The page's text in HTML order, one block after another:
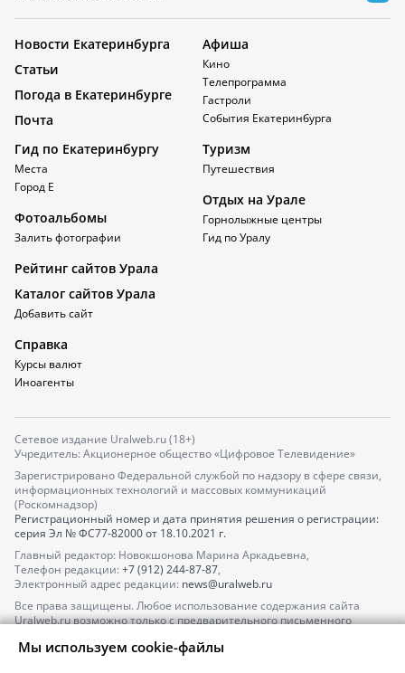
Новости Екатеринбурга
Статьи
Погода в Екатеринбурге
Почта
Афиша
Кино
Телепрограмма
Гастроли
События Екатеринбурга
Гид по Екатеринбургу
Места
Город Е
Фотоальбомы
Залить фотографии
Туризм
Путешествия
Отдых на Урале
Горнолыжные центры
Гид по Уралу
Рейтинг сайтов Урала
Каталог сайтов Урала
Добавить сайт
Справка
Курсы валют
Иноагенты
Сетевое издание Uralweb.ru (18+)
Учредитель: Акционерное общество «Цифровое Телевидение»
Зарегистрировано Федеральной службой по надзору в сфере связи,
информационных технологий и массовых коммуникаций
(Роскомнадзор)
Регистрационный номер и дата принятия решения о регистрации:
серия Эл № ФС77-82000от 18.10.2021 г.
Главный редактор: Новокшонова Марина Аркадьевна,
Телефон редакции: +7 (912) 244-87-87,
Электронный адрес редакции: news@uralweb.ru
Все права защищены. Любое использование содержания сайта
Uralweb.ru возможно только с предварительного письменного
По вопросам размещения рекламы обращайтесь по тел.
Мы используем cookie-файлы